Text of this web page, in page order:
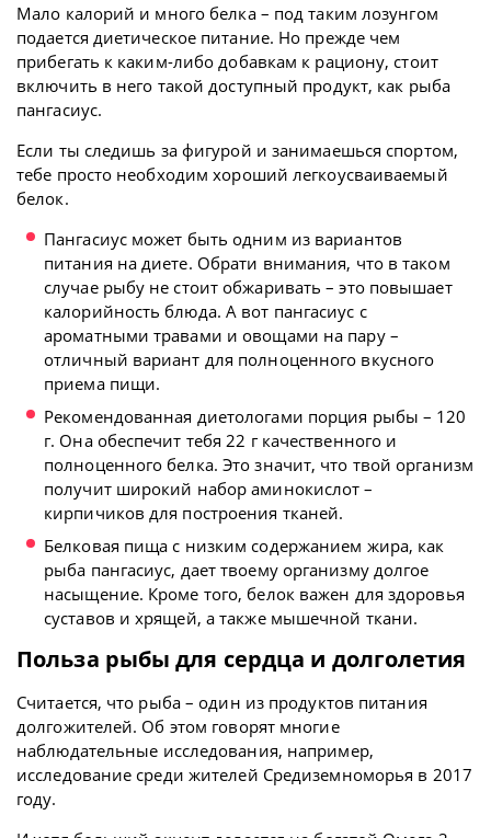
Мало калорий и много белка – под таким лозунгом
подается диетическое питание. Но прежде чем
прибегать к каким-либо добавкам к рациону, стоит
включить в него такой доступный продукт, как рыба
пангасиус.
Если ты следишь за фигурой и занимаешься спортом,
тебе просто необходим хороший легкоусваиваемый
белок.
Пангасиус может быть одним из вариантов
питания на диете. Обрати внимания, что в таком
случае рыбу не стоит обжаривать – это повышает
калорийность блюда. А вот пангасиус с
ароматными травами и овощами на пару –
отличный вариант для полноценного вкусного
приема пищи.
Рекомендованная диетологами порция рыбы – 120
г. Она обеспечит тебя 22 г качественного и
полноценного белка. Это значит, что твой организм
получит широкий набор аминокислот –
кирпичиков для построения тканей.
Белковая пища с низким содержанием жира, как
рыба пангасиус, дает твоему организму долгое
насыщение. Кроме того, белок важен для здоровья
суставов и хрящей, а также мышечной ткани.
Польза рыбы для сердца и долголетия
Считается, что рыба – один из продуктов питания
долгожителей. Об этом говорят многие
наблюдательные исследования, например,
исследование среди жителей Средиземноморья в 2017
году.